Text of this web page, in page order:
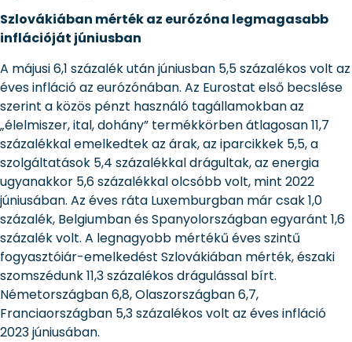
Szlovákiában mérték az eurózóna legmagasabb
inflációját júniusban
A májusi 6,1 százalék után júniusban 5,5 százalékos volt az
éves infláció az eurózónában. Az Eurostat első becslése
szerint a közös pénzt használó tagállamokban az
„élelmiszer, ital, dohány” termékkörben átlagosan 11,7
százalékkal emelkedtek az árak, az iparcikkek 5,5, a
szolgáltatások 5,4 százalékkal drágultak, az energia
ugyanakkor 5,6 százalékkal olcsóbb volt, mint 2022
júniusában. Az éves ráta Luxemburgban már csak 1,0
százalék, Belgiumban és Spanyolországban egyaránt 1,6
százalék volt. A legnagyobb mértékű éves szintű
fogyasztóiár-emelkedést Szlovákiában mérték, északi
szomszédunk 11,3 százalékos drágulással bírt.
Németországban 6,8, Olaszországban 6,7,
Franciaországban 5,3 százalékos volt az éves infláció
2023 júniusában.